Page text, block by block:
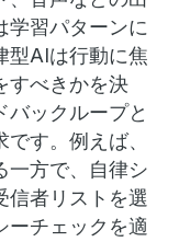
学習パターンに
型AIは行動に焦
すべきかを決
ックループと
す。例えば、
一方で、自律シ
信者リストを選
ーチェックを適